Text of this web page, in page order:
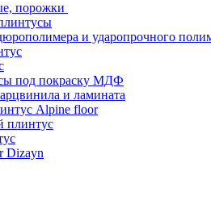
порожки
и ударопрочного
под покраску МДФ
и ламината
Alpine floor
Dizayn